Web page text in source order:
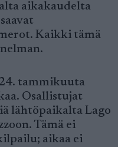
aikakaudelta
Kaikki tämä
tammikuuta
Osallistujat
lähtöpaikalta Lago
Tämä ei
aikaa ei